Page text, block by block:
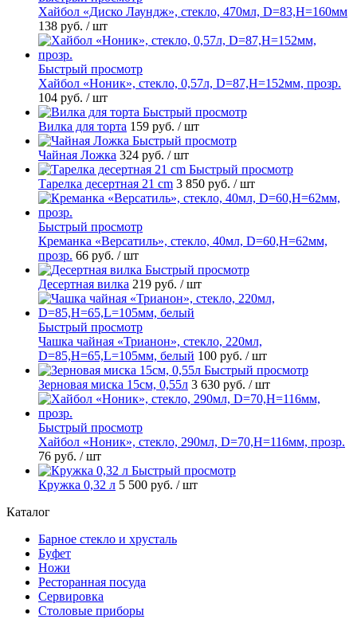
Хайбол «Диско Лаундж», стекло, 470мл, D=83,H=160мм
138 руб. / шт
Быстрый просмотр
Хайбол «Ноник», стекло, 0,57л, D=87,H=152мм, прозр.
104 руб. / шт
Быстрый просмотр
Вилка для торта 159 руб. / шт
Быстрый просмотр
Чайная Ложка 324 руб. / шт
Быстрый просмотр
Тарелка десертная 21 cm 3 850 руб. / шт
Быстрый просмотр
Креманка «Версатиль», стекло, 40мл, D=60,H=62мм,
прозр. 66 руб. / шт
Быстрый просмотр
Десертная вилка 219 руб. / шт
Быстрый просмотр
Чашка чайная «Трианон», стекло, 220мл,
D=85,H=65,L=105мм, белый 100 руб. / шт
Быстрый просмотр
Зерновая миска 15см, 0,55л 3 630 руб. / шт
Быстрый просмотр
Хайбол «Ноник», стекло, 290мл, D=70,H=116мм, прозр.
76 руб. / шт
Быстрый просмотр
Кружка 0,32 л 5 500 руб. / шт
Каталог
Барное стекло и хрусталь
Буфет
Ножи
Ресторанная посуда
Сервировка
Столовые приборы